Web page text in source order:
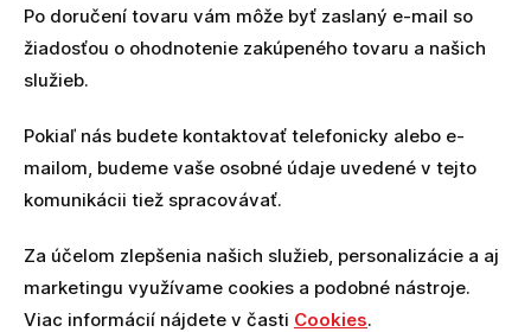
Po doručení tovaru vám môže byť zaslaný e-mail so
žiadosťou o ohodnotenie zakúpeného tovaru a našich
služieb.
Pokiaľ nás budete kontaktovať telefonicky alebo e-
mailom, budeme vaše osobné údaje uvedené v tejto
komunikácii tiež spracovávať.
Za účelom zlepšenia našich služieb, personalizácie a aj
marketingu využívame cookies a podobné nástroje.
Viac informácií nájdete v časti Cookies.